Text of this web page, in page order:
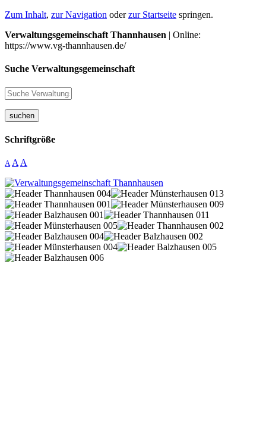
Zum Inhalt, zur Navigation oderzur Startseite springen.
Verwaltungsgemeinschaft Thannhausen | Online:
https://www.vg-thannhausen.de/
Suche Verwaltungsgemeinschaft
suchen
Schriftgröße
A A A